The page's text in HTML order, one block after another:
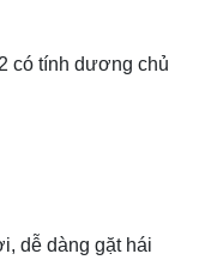
có tính dương chủ
dễ dàng gặt hái